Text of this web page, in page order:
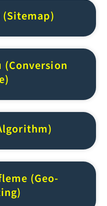
(Sitemap)
(Conversion
(Geo-